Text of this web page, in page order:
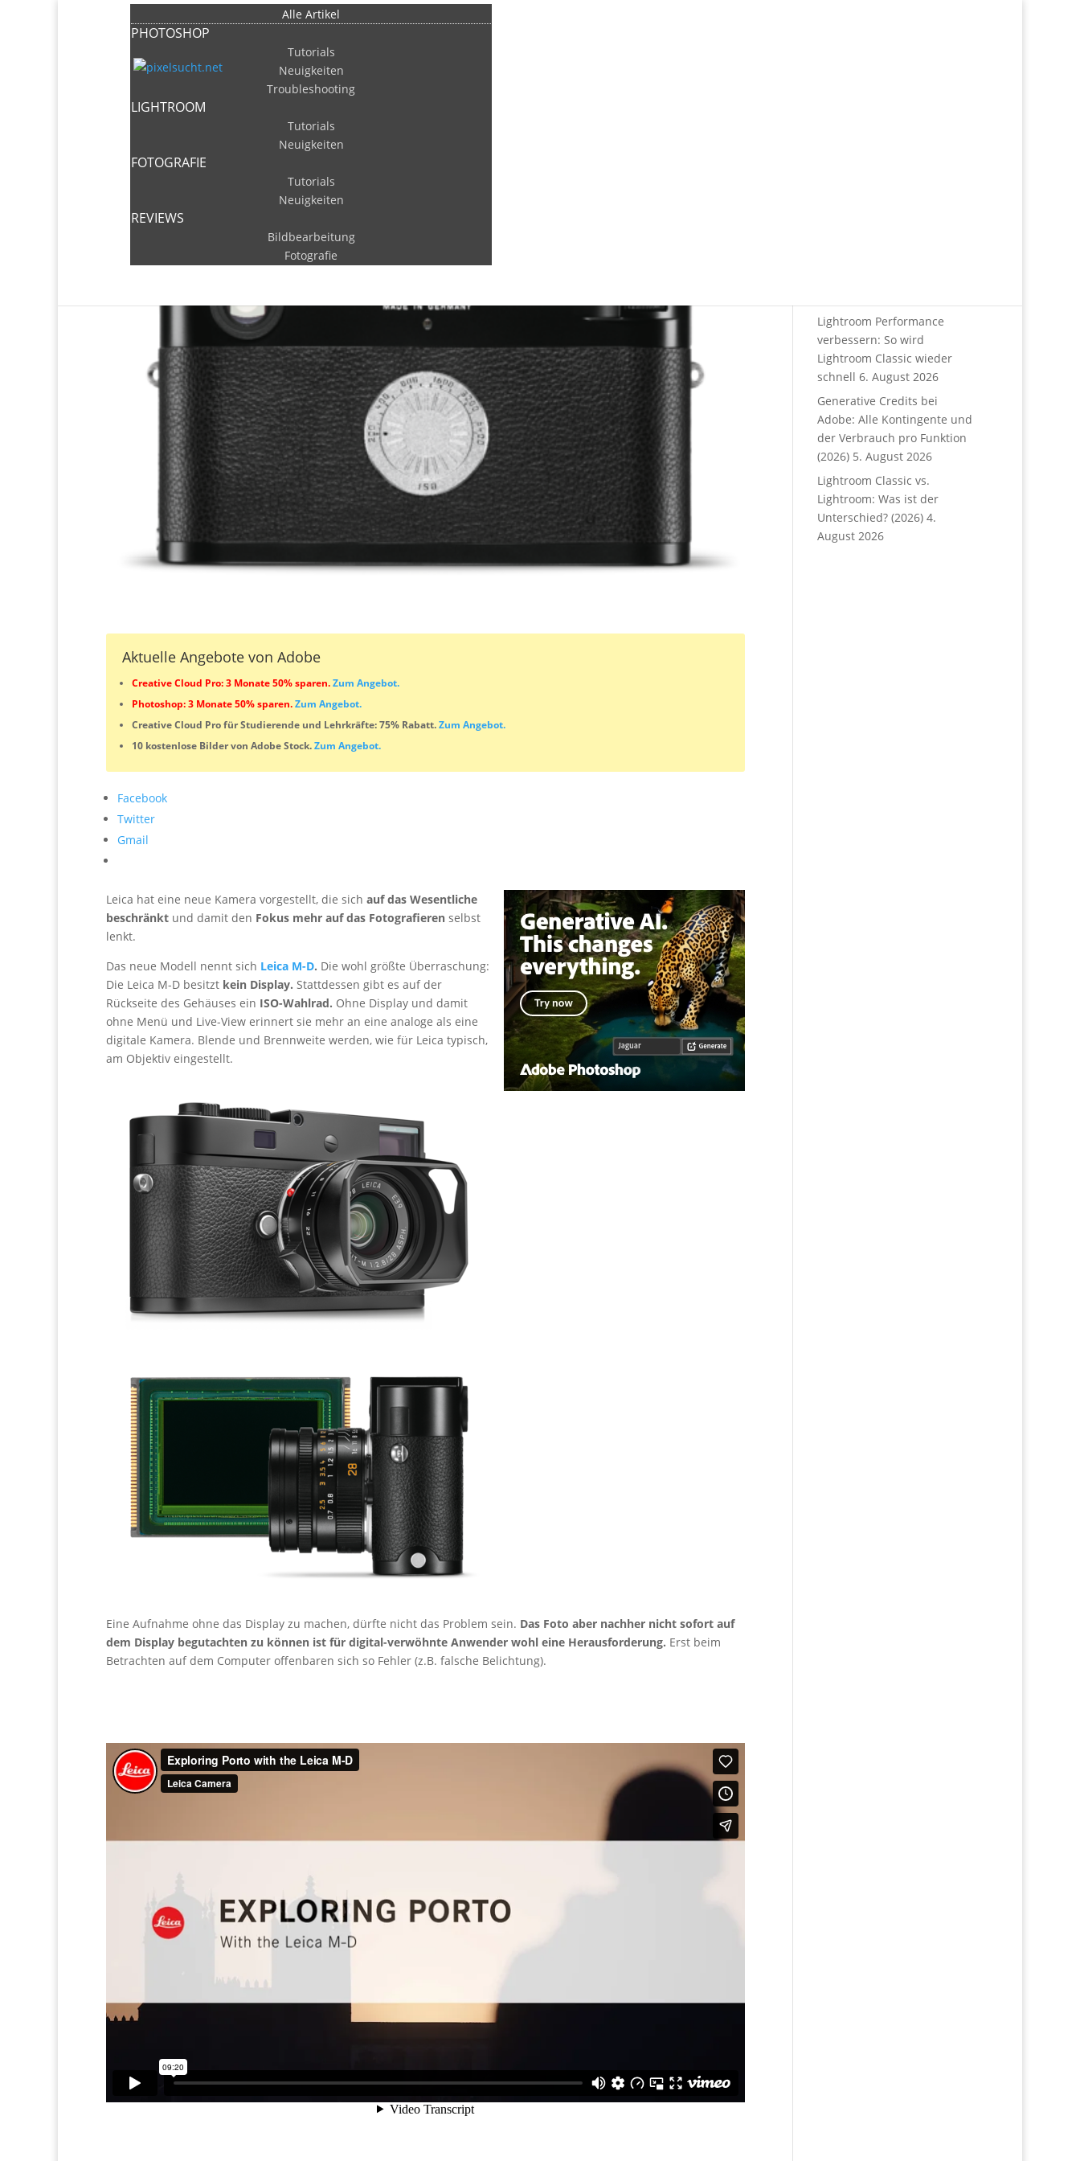
Alle Artikel
PHOTOSHOP
Tutorials
Neuigkeiten
Troubleshooting
LIGHTROOM
Tutorials
Neuigkeiten
FOTOGRAFIE
Tutorials
Neuigkeiten
REVIEWS
Bildbearbeitung
Fotografie
Neue Leica M-D ohne Display
Fotografie,Neuigkeiten
Aktuelle Angebote von Adobe
Creative Cloud Pro: 3 Monate 50% sparen.Zum Angebot.
Photoshop: 3 Monate 50% sparen.Zum Angebot.
Creative Cloud Pro für Studierende und Lehrkräfte: 75% Rabatt.Zum Angebot.
10 kostenlose Bilder von Adobe Stock.Zum Angebot.
Facebook
Twitter
Gmail
Leica hat eine neue Kamera vorgestellt, die sich auf das Wesentliche
beschränkt und damit den Fokus mehr auf das Fotografieren selbst
lenkt.
Das neue Modell nennt sich Leica M-D. Die wohl größte Überraschung:
Die Leica M-D besitzt kein Display. Stattdessen gibt es auf der
Rückseite des Gehäuses ein ISO-Wahlrad. Ohne Display und damit
ohne Menü und Live-View erinnert sie mehr an eine analoge als eine
digitale Kamera. Blende und Brennweite werden, wie für Leica typisch,
am Objektiv eingestellt.
Eine Aufnahme ohne das Display zu machen, dürfte nicht das Problem sein. Das Foto aber nachher nicht sofort auf
dem Display begutachten zu können ist für digital-verwöhnte Anwender wohl eine Herausforderung. Erst beim
Betrachten auf dem Computer offenbaren sich so Fehler (z.B. falsche Belichtung).
Lightroom Performance
verbessern: So wird
Lightroom Classic wieder
schnell 6. August 2026
Generative Credits bei
Adobe: Alle Kontingente und
der Verbrauch pro Funktion
(2026) 5. August 2026
Lightroom Classic vs.
Lightroom: Was ist der
Unterschied? (2026) 4.
August 2026